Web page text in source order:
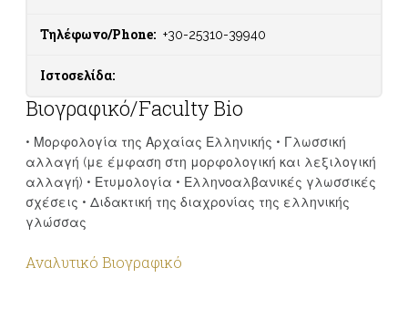
Τηλέφωνο/Phone: +30-25310-39940
Ιστοσελίδα:
Βιογραφικό/Faculty Bio
• Μορφολογία της Αρχαίας Ελληνικής • Γλωσσική
αλλαγή (με έμφαση στη μορφολογική και λεξιλογική
αλλαγή) • Ετυμολογία • Ελληνοαλβανικές γλωσσικές
σχέσεις • Διδακτική της διαχρονίας της ελληνικής
γλώσσας
Αναλυτικό Βιογραφικό